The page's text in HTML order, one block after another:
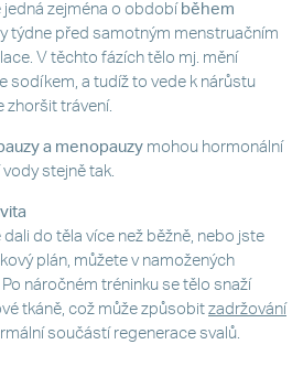
jedná zejména o období během
týdne před samotným menstruačním
V těchto fázích tělo mj. mění
sodíkem, a tudíž to vede k nárůstu
zhoršit trávení.
a menopauzy mohou hormonální
stejně tak.
do těla více než běžně, nebo jste
plán, můžete v namožených
náročném tréninku se tělo snaží
tkáně, což může způsobit zadržování
součástí regenerace svalů.